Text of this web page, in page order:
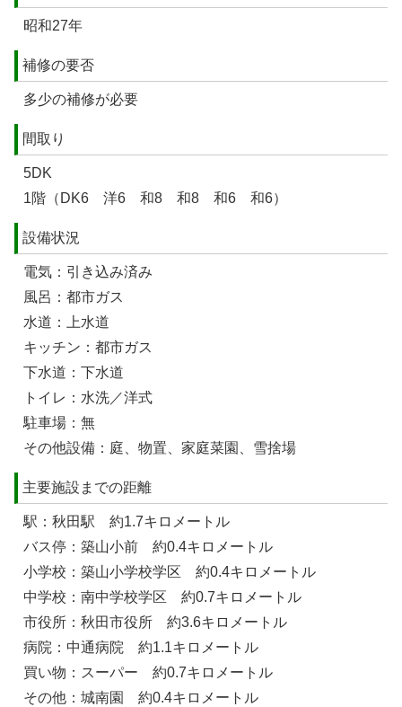
昭和27年
補修の要否
多少の補修が必要
間取り
5DK
1階（DK6 洋6 和8 和8 和6 和6）
設備状況
電気：引き込み済み
風呂：都市ガス
水道：上水道
キッチン：都市ガス
下水道：下水道
トイレ：水洗／洋式
駐車場：無
その他設備：庭、物置、家庭菜園、雪捨場
主要施設までの距離
駅：秋田駅 約1.7キロメートル
バス停：築山小前 約0.4キロメートル
小学校：築山小学校学区 約0.4キロメートル
中学校：南中学校学区 約0.7キロメートル
市役所：秋田市役所 約3.6キロメートル
病院：中通病院 約1.1キロメートル
買い物：スーパー 約0.7キロメートル
その他：城南園 約0.4キロメートル